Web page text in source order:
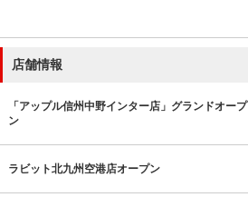
店舗情報
「アップル信州中野インター店」グランドオープ
ン
ラビット北九州空港店オープン